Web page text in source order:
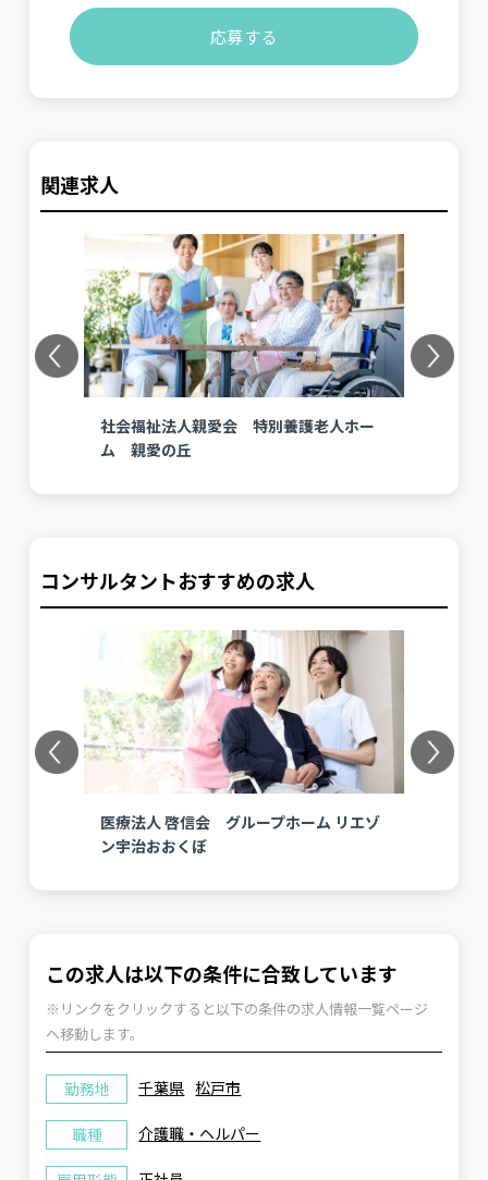
応募する
関連求人
Previous
社会福祉法人親愛会 特別養護老人ホー
ム 親愛の丘
Next
コンサルタントおすすめの求人
Previous
医療法人 啓信会 グループホーム リエゾ
ン宇治おおくぼ
Next
この求人は以下の条件に合致しています
※リンクをクリックすると以下の条件の求人情報一覧ページ
へ移動します。
勤務地 千葉県 松戸市
職種 介護職・ヘルパー